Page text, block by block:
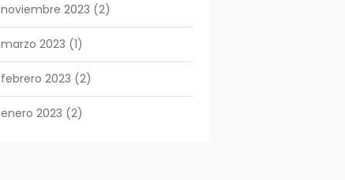
noviembre2023 (2)
marzo2023 (1)
febrero2023 (2)
enero2023 (2)